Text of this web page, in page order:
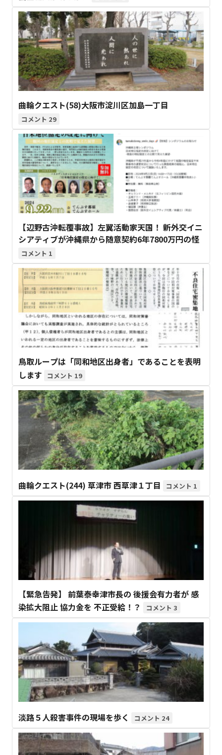
曲輪クエスト(58)大阪市淀川区加島一丁目
29
【辺野古沖転覆事故】左翼活動家天国！ 新外交イニ
シアティブが沖縄県から随意契約6年7800万円の怪
1
鳥取ループは「同和地区出身者」であることを表明
します
19
曲輪クエスト(244) 草津市 西草津１丁目 1
【緊急告発】 前葉泰幸津市長の 後援会有力者が 感
染拡大阻止 協力金を 不正受給！？
3
淡路５人殺害事件の現場を歩く 24